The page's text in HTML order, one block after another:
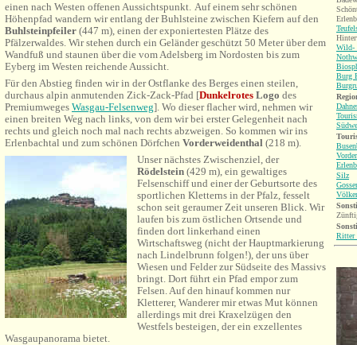
einen nach Westen offenen Aussichtspunkt. Auf einem sehr schönen
Höhenpfad wandern wir entlang der Buhlsteine zwischen Kiefern auf den
Buhlsteinpfeiler (447 m), einen der exponiertesten Plätze des
Pfälzerwaldes. Wir stehen durch ein Geländer geschützt 50 Meter über dem
Wandfuß und staunen über die vom Adelsberg im Nordosten bis zum
Eyberg im Westen reichende Aussicht.
Für den Abstieg finden wir in der Ostflanke des Berges einen steilen,
durchaus alpin anmutenden Zick-Zack-Pfad [Dunkelrotes Logo des
Premiumweges Wasgau-Felsenweg]. Wo dieser flacher wird, nehmen wir
einen breiten Weg nach links, von dem wir bei erster Gelegenheit nach
rechts und gleich noch mal nach rechts abzweigen. So kommen wir ins
Erlenbachtal und zum schönen Dörfchen Vorderweidenthal (218 m).
Unser nächstes Zwischenziel, der
Rödelstein (429 m), ein gewaltiges
Felsenschiff und einer der Geburtsorte des
sportlichen Kletterns in der Pfalz, fesselt
schon seit geraumer Zeit unseren Blick. Wir
laufen bis zum östlichen Ortsende und
finden dort linkerhand einen
Wirtschaftsweg (nicht der Hauptmarkierung
nach Lindelbrunn folgen!), der uns über
Wiesen und Felder zur Südseite des Massivs
bringt. Dort führt ein Pfad empor zum
Felsen. Auf den hinauf kommen nur
Kletterer, Wanderer mir etwas Mut können
allerdings mit drei Kraxelzügen den
Westfels besteigen, der ein exzellentes
Wasgaupanorama bietet.
Wild-
Burg
Silz
Ritter